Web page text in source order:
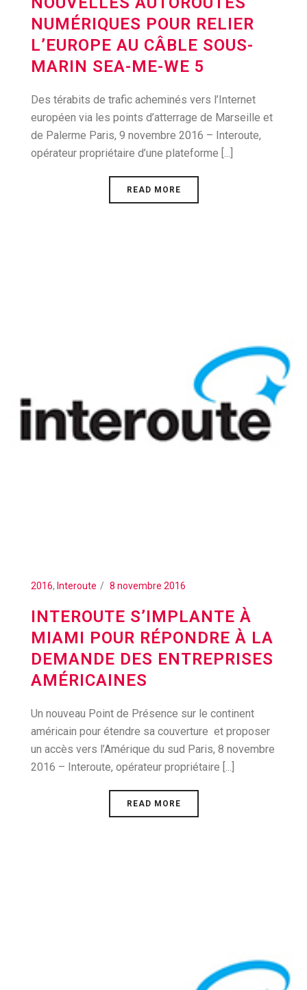
NUMÉRIQUES POUR RELIER
L’EUROPE AU CÂBLE SOUS-
MARIN SEA-ME-WE 5
Des térabits de trafic acheminés vers l’Internet
européen via les points d’atterrage de Marseille et
de Palerme Paris, 9 novembre 2016 – Interoute,
opérateur propriétaire d’une plateforme [...]
READ MORE
2016, Interoute 8 novembre 2016
INTEROUTE S’IMPLANTE À
MIAMI POUR RÉPONDRE À LA
DEMANDE DES ENTREPRISES
AMÉRICAINES
Un nouveau Point de Présence sur le continent
américain pour étendre sa couverture et proposer
un accès vers l’Amérique du sud Paris, 8 novembre
2016 – Interoute, opérateur propriétaire [...]
READ MORE